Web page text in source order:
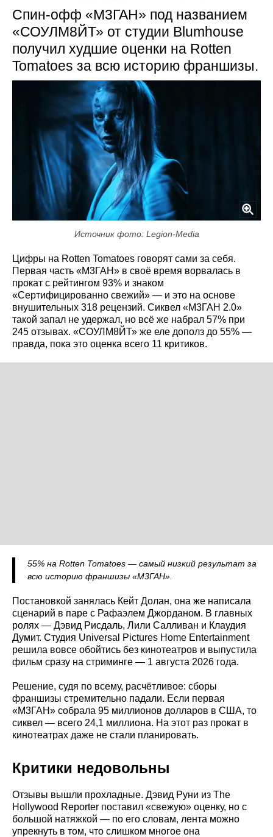
Спин-офф «М3ГАН» под названием
«СОУЛМ8ЙТ» от студии Blumhouse
получил худшие оценки на Rotten
Tomatoes за всю историю франшизы.
Источник фото: Legion-Media
Цифры на Rotten Tomatoes говорят сами за себя.
Первая часть «М3ГАН» в своё время ворвалась в
прокат с рейтингом 93% и знаком
«Сертифицированно свежий» — и это на основе
внушительных 318 рецензий. Сиквел «М3ГАН 2.0»
такой запал не удержал, но всё же набрал 57% при
245 отзывах. «СОУЛМ8ЙТ» же еле дополз до 55% —
правда, пока это оценка всего 11 критиков.
55% на Rotten Tomatoes — самый низкий результат за
всю историю франшизы «М3ГАН».
Постановкой занялась Кейт Долан, она же написала
сценарий в паре с Рафаэлем Джорданом. В главных
ролях — Дэвид Рисдаль, Лили Салливан и Клаудия
Думит. Студия Universal Pictures Home Entertainment
решила вовсе обойтись без кинотеатров и выпустила
фильм сразу на стриминге — 1 августа 2026 года.
Решение, судя по всему, расчётливое: сборы
франшизы стремительно падали. Если первая
«М3ГАН» собрала 95 миллионов долларов в США, то
сиквел — всего 24,1 миллиона. На этот раз прокат в
кинотеатрах даже не стали планировать.
Критики недовольны
Отзывы вышли прохладные. Дэвид Руни из The
Hollywood Reporter поставил «свежую» оценку, но с
большой натяжкой — по его словам, лента можно
упрекнуть в том, что слишком многое она